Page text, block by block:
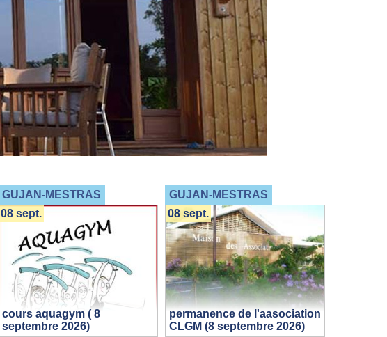
GUJAN-MESTRAS
cours aquagym ( 8
septembre 2026)
08 sept.
GUJAN-MESTRAS
permanence de l'aasociation
CLGM (8 septembre 2026)
08 sept.